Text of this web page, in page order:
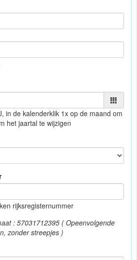
in de kalenderklik 1x op de maand om
het jaartal te wijzigen
rijksregisternummer
: 57031712395 ( Opeenvolgende
zonder streepjes )